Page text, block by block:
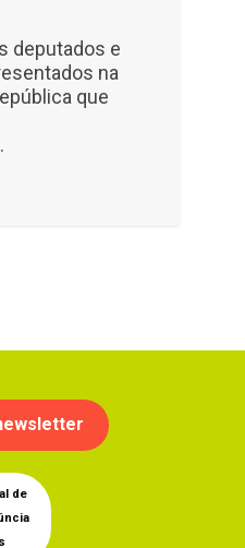
deputados e
na
que
de
s